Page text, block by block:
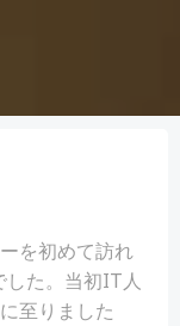
を初めて訪れ
た。当初IT人
至りました